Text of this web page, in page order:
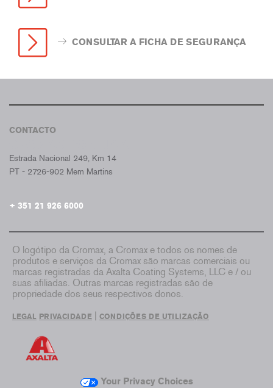
CONSULTAR A FICHA DE SEGURANÇA
CONTACTO
Estrada Nacional 249, Km 14
PT - 2726-902 Mem Martins
+ 351 21 926 6000
O logótipo da Cromax, a Cromax e todos os nomes de
produtos e serviços da Cromax são marcas comerciais ou
marcas registradas da Axalta Coating Systems, LLC e / ou
suas afiliadas. Outras marcas registradas são de
propriedade dos seus respectivos donos.
LEGAL PRIVACIDADE CONDIÇÕES DE UTILIZAÇÃO
Your Privacy Choices